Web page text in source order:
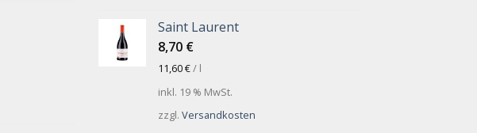
Saint Laurent
8,70 €
11,60€/ l
inkl. 19 % MwSt.
zzgl. Versandkosten